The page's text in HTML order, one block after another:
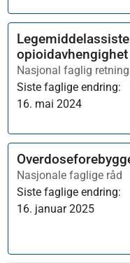
opioidavhengighet
Nasjonal faglig
Siste faglige endring:
16. mai 2024
Nasjonale faglige råd
Siste faglige endring:
16. januar 2025